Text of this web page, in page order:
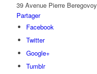
39 Avenue Pierre Beregovoy
Partager
Facebook
Twitter
Google+
Tumblr